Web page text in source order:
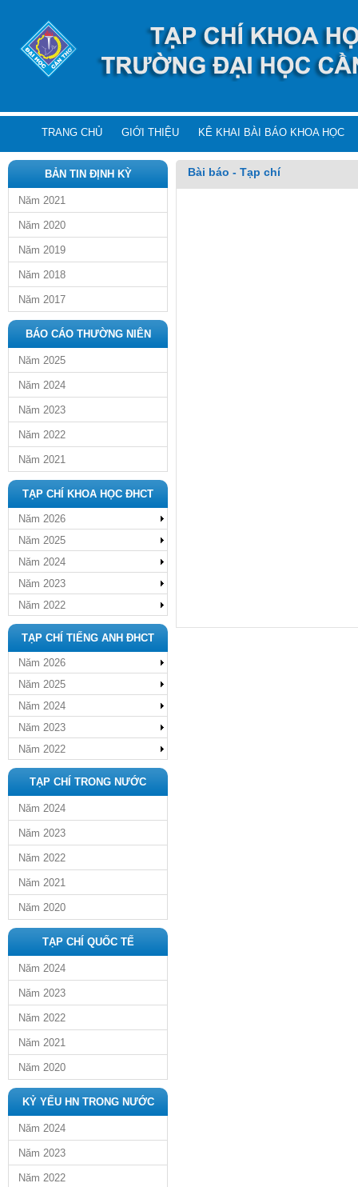
TRANG CHỦ GIỚI THIỆU KÊ KHAI BÀI BÁO KHOA HỌC
BẢN TIN ĐỊNH KỲ
Năm 2021
Năm 2020
Năm 2019
Năm 2018
Năm 2017
BÁO CÁO THƯỜNG NIÊN
Năm 2025
Năm 2024
Năm 2023
Năm 2022
Năm 2021
TẠP CHÍ KHOA HỌC ĐHCT
Năm 2026
Năm 2025
Năm 2024
Năm 2023
Năm 2022
TẠP CHÍ TIẾNG ANH ĐHCT
Năm 2026
Năm 2025
Năm 2024
Năm 2023
Năm 2022
TẠP CHÍ TRONG NƯỚC
Năm 2024
Năm 2023
Năm 2022
Năm 2021
Năm 2020
TẠP CHÍ QUỐC TẾ
Năm 2024
Năm 2023
Năm 2022
Năm 2021
Năm 2020
KỶ YẾU HN TRONG NƯỚC
Năm 2024
Năm 2023
Năm 2022
Bài báo - Tạp chí